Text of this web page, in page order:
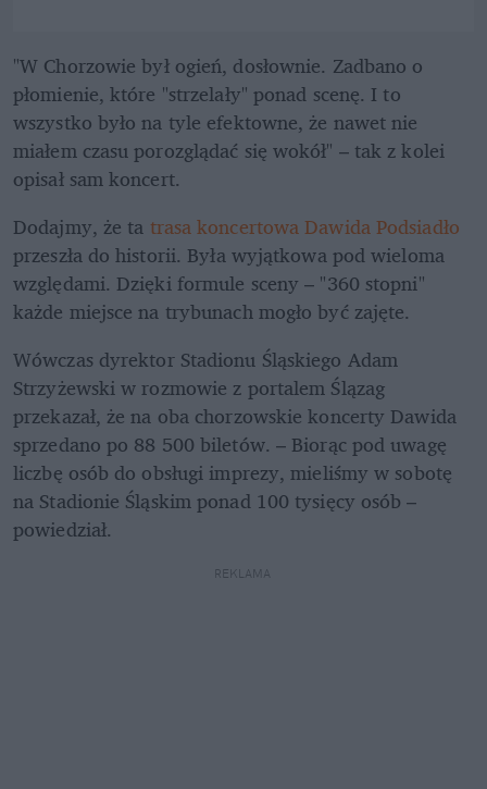
"W Chorzowie był ogień, dosłownie. Zadbano o
płomienie, które "strzelały" ponad scenę. I to
wszystko było na tyle efektowne, że nawet nie
miałem czasu porozglądać się wokół" – tak z kolei
opisał sam koncert.
Dodajmy, że ta trasa koncertowa Dawida Podsiadło
przeszła do historii. Była wyjątkowa pod wieloma
względami. Dzięki formule sceny – "360 stopni"
każde miejsce na trybunach mogło być zajęte.
Wówczas dyrektor Stadionu Śląskiego Adam
Strzyżewski w rozmowie z portalem Ślązag
przekazał, że na oba chorzowskie koncerty Dawida
sprzedano po 88 500 biletów. – Biorąc pod uwagę
liczbę osób do obsługi imprezy, mieliśmy w sobotę
na Stadionie Śląskim ponad 100 tysięcy osób –
powiedział.
REKLAMA